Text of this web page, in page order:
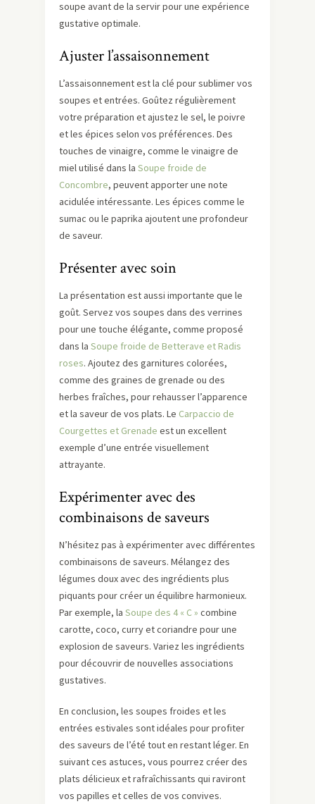
soupe avant de la servir pour une expérience
gustative optimale.
Ajuster l’assaisonnement
L’assaisonnement est la clé pour sublimer vos
soupes et entrées. Goûtez régulièrement
votre préparation et ajustez le sel, le poivre
et les épices selon vos préférences. Des
touches de vinaigre, comme le vinaigre de
miel utilisé dans la Soupe froide de
Concombre, peuvent apporter une note
acidulée intéressante. Les épices comme le
sumac ou le paprika ajoutent une profondeur
de saveur.
Présenter avec soin
La présentation est aussi importante que le
goût. Servez vos soupes dans des verrines
pour une touche élégante, comme proposé
dans la Soupe froide de Betterave et Radis
roses. Ajoutez des garnitures colorées,
comme des graines de grenade ou des
herbes fraîches, pour rehausser l’apparence
et la saveur de vos plats. Le Carpaccio de
Courgettes et Grenade est un excellent
exemple d’une entrée visuellement
attrayante.
Expérimenter avec des
combinaisons de saveurs
N’hésitez pas à expérimenter avec différentes
combinaisons de saveurs. Mélangez des
légumes doux avec des ingrédients plus
piquants pour créer un équilibre harmonieux.
Par exemple, la Soupe des 4 « C » combine
carotte, coco, curry et coriandre pour une
explosion de saveurs. Variez les ingrédients
pour découvrir de nouvelles associations
gustatives.
En conclusion, les soupes froides et les
entrées estivales sont idéales pour profiter
des saveurs de l’été tout en restant léger. En
suivant ces astuces, vous pourrez créer des
plats délicieux et rafraîchissants qui raviront
vos papilles et celles de vos convives.